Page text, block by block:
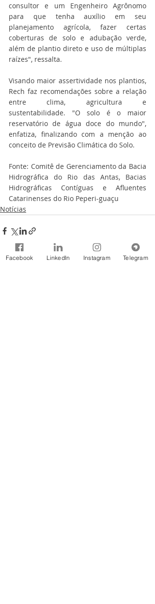
consultor e um Engenheiro Agrônomo
para que tenha auxílio em seu
planejamento agrícola, fazer certas
coberturas de solo e adubação verde,
além de plantio direto e uso de múltiplas
raízes", ressalta.
Visando maior assertividade nos plantios,
Rech faz recomendações sobre a relação
entre clima, agricultura e
sustentabilidade. "O solo é o maior
reservatório de água doce do mundo",
enfatiza, finalizando com a menção ao
conceito de Previsão Climática do Solo.
Fonte: Comitê de Gerenciamento da Bacia
Hidrográfica do Rio das Antas, Bacias
Hidrográficas Contíguas e Afluentes
Catarinenses do Rio Peperi-guaçu
Notícias
Facebook LinkedIn Instagram Telegram